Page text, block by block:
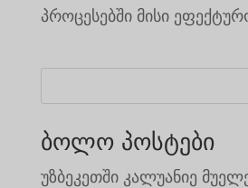
პროცესებში მისი
ბოლო პოსტები
უზბეკეთში კალუანიე